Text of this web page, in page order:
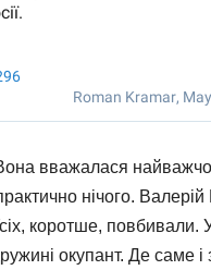
Вона вважалася
нічого.
коротше, повбивали.
окупант. Де саме